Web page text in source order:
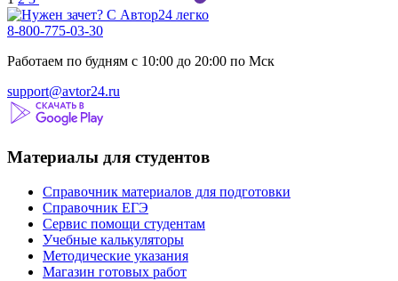
8-800-775-03-30
Работаем по будням с 10:00 до 20:00 по Мск
support@avtor24.ru
Материалы для студентов
Справочник материалов для подготовки
Справочник ЕГЭ
Сервис помощи студентам
Учебные калькуляторы
Методические указания
Магазин готовых работ